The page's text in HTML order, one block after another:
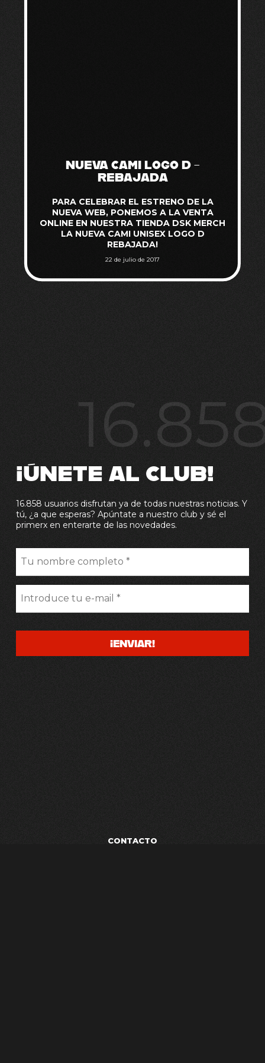
NUEVA CAMI LOGO D –
REBAJADA
PARA CELEBRAR EL ESTRENO DE LA
NUEVA WEB, PONEMOS A LA VENTA
ONLINE EN NUESTRA TIENDA DSK MERCH
LA NUEVA CAMI UNISEX LOGO D
REBAJADA!
22 de julio de 2017
¡ÚNETE AL CLUB!
16.858 usuarios disfrutan ya de todas nuestras noticias. Y
tú, ¿a que esperas? Apúntate a nuestro club y sé el
primerx en enterarte de las novedades.
CONTACTO